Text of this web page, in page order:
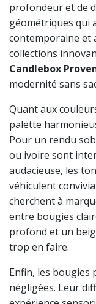
profondeur et de
géométriques qui
contemporaine et
collections
Candlebox
modernité sans
Quant aux
palette
Pour un rendu
ou ivoire sont
audacieuse, les
véhiculent
cherchent à
entre bougies
profond et un
trop en faire.
Enfin, les bougies
négligées. Leur